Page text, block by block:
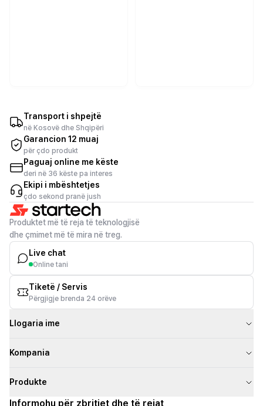
Transport i shpejtë
në Kosovë dhe Shqipëri
Garancion 12 muaj
për çdo produkt
Paguaj online me këste
deri në 36 këste pa interes
Ekipi i mbështetjes
çdo sekond pranë jush
Produktet më të reja të teknologjisë
dhe çmimet më të mira në treg.
Live chat
Online tani
Tiketë / Servis
Përgjigje brenda 24 orëve
Llogaria ime
Kompania
Produkte
Informohu për zbritjet dhe të rejat